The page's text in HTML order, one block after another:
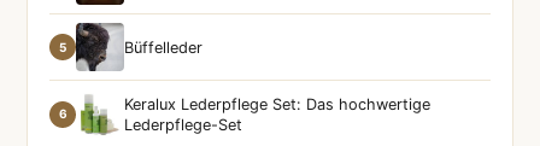
5 Büffelleder
6
Keralux Lederpflege Set: Das hochwertige
Lederpflege-Set